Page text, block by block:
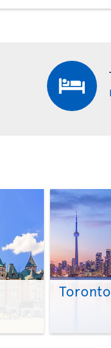
Toronto